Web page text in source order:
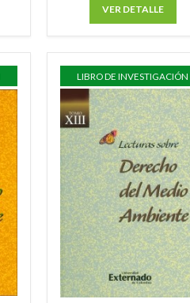
VER DETALLE
LIBRO DE INVESTIGACIÓN